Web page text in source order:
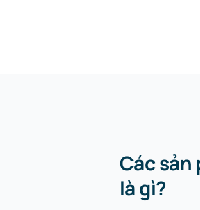
Các sản
là gì?